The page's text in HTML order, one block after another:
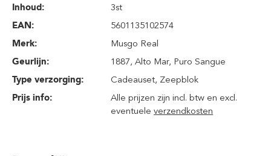
Inhoud:
3st
EAN:
5601135102574
Merk:
Musgo Real
Geurlijn:
1887, Alto Mar, Puro Sangue
Type verzorging:
Cadeauset, Zeepblok
Prijs info:
Alle prijzen zijn incl. btw en excl.
eventueleverzendkosten